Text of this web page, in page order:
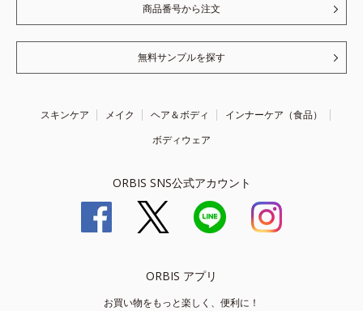
商品番号から注文
無料サンプルを探す
スキンケア メイク ヘア＆ボディ
インナーケア（食品）
ボディウェア
ORBIS SNS公式アカウント
ORBIS アプリ
お買い物をもっと楽しく、便利に！